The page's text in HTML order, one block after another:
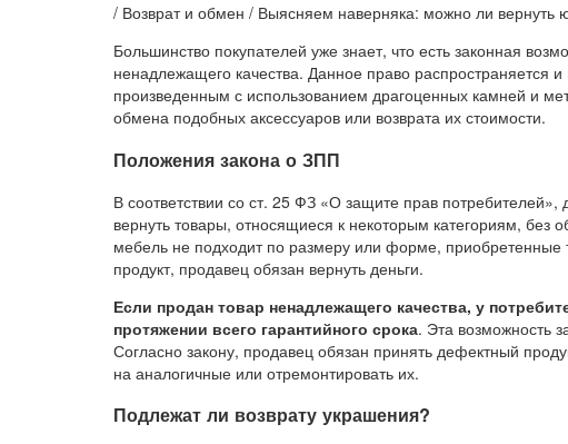
/ Возврат и обмен / Выясняем наверняка: можно ли вернуть
Большинство покупателей уже знает, что есть законная
ненадлежащего качества. Данное право
произведенным с использованием драгоценных камней и
обмена подобных аксессуаров или возврата их стоимости.
Положения закона о ЗПП
В соответствии со ст. 25 ФЗ «О защите прав
вернуть товары, относящиеся к некоторым категориям,
мебель не подходит по размеру или форме, приобретенные
продукт, продавец обязан вернуть деньги.
Если продан товар ненадлежащего качества, у
протяжении всего гарантийного срока. Эта возможность
Согласно закону, продавец обязан принять дефектный
на аналогичные или отремонтировать их.
Подлежат ли возврату украшения?